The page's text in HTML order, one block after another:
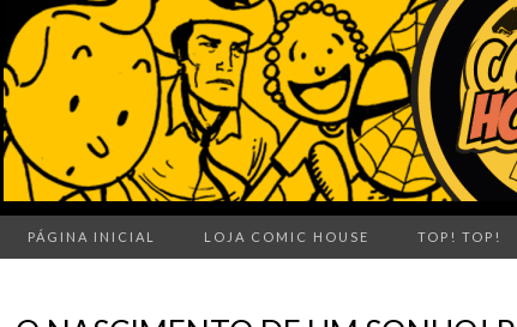
PÁGINA INICIAL LOJA COMIC HOUSE TOP! TOP!